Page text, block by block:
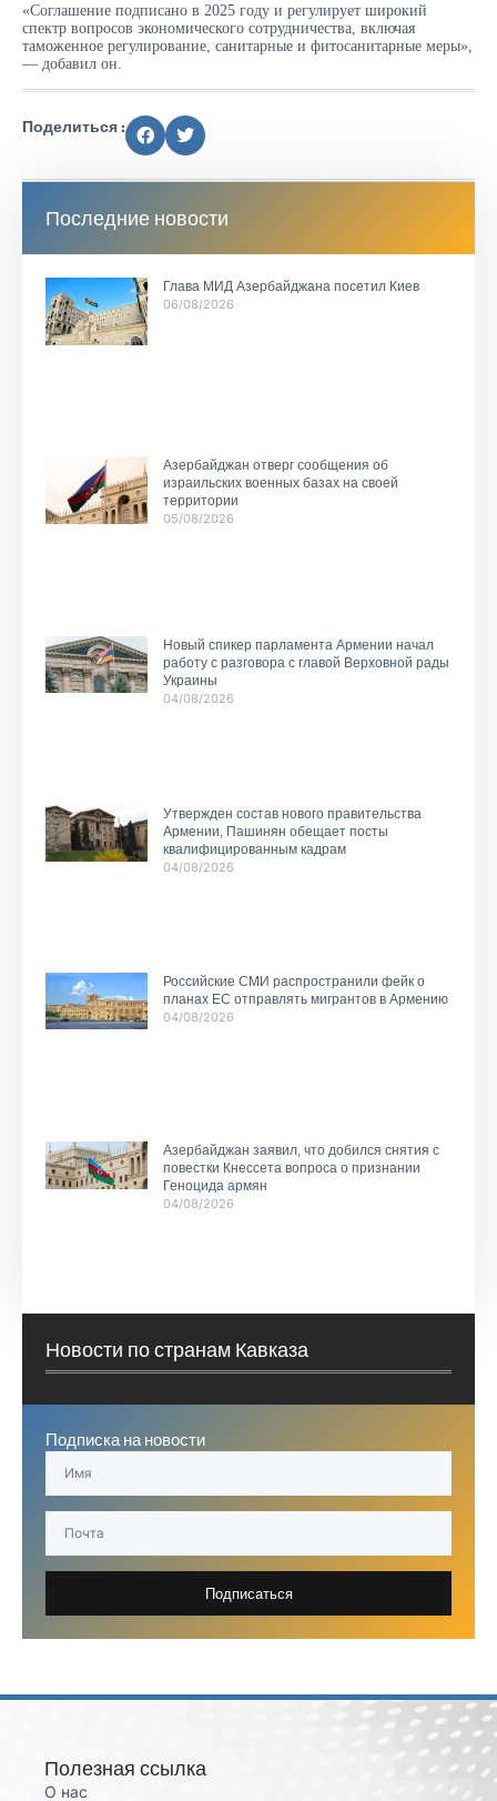
«Соглашение подписано в 2025 году и регулирует широкий
спектр вопросов экономического сотрудничества, включая
таможенное регулирование, санитарные и фитосанитарные меры»,
— добавил он.
Поделиться :
Последние новости
Глава МИД Азербайджана посетил Киев
06/08/2026
Азербайджан отверг сообщения об
израильских военных базах на своей
территории
05/08/2026
Новый спикер парламента Армении начал
работу с разговора с главой Верховной рады
Украины
04/08/2026
Утвержден состав нового правительства
Армении, Пашинян обещает посты
квалифицированным кадрам
04/08/2026
Российские СМИ распространили фейк о
планах ЕС отправлять мигрантов в Армению
04/08/2026
Азербайджан заявил, что добился снятия с
повестки Кнессета вопроса о признании
Геноцида армян
04/08/2026
Новости по странам Кавказа
Подписка на новости
Подписаться
Полезная ссылка
О нас